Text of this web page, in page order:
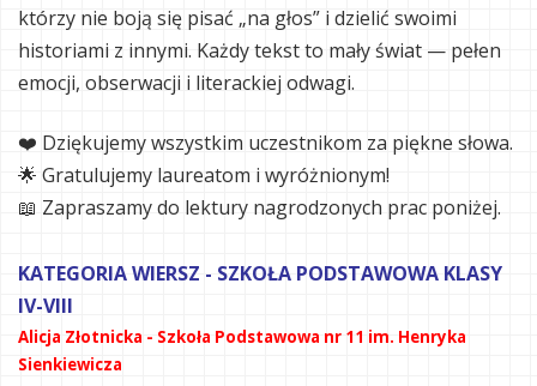
którzy nie boją się pisać „na głos” i dzielić swoimi
historiami z innymi. Każdy tekst to mały świat — pełen
emocji, obserwacji i literackiej odwagi.
❤️ Dziękujemy wszystkim uczestnikom za piękne słowa.
🌟 Gratulujemy laureatom i wyróżnionym!
📖 Zapraszamy do lektury nagrodzonych prac poniżej.
KATEGORIA WIERSZ - SZKOŁA PODSTAWOWA KLASY
IV-VIII
Alicja Złotnicka - Szkoła Podstawowa nr 11 im. Henryka
Sienkiewicza